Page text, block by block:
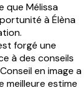
que Mélissa
à Élèna
forgé une
à des conseils
en image a
meilleure estime